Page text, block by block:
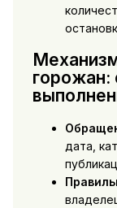
горожан:
дата,